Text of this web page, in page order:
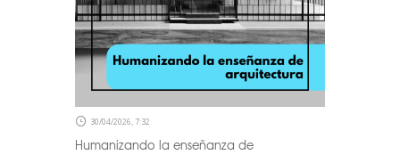
30/04/2026, 7:32
Humanizando la enseñanza de